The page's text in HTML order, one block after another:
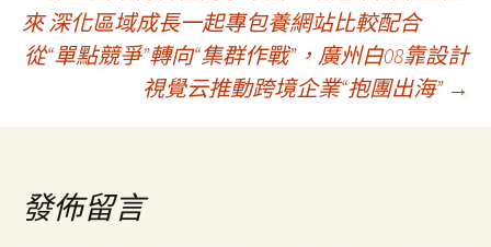
章
導
覽
來 深化區域成長一起專包養網站比較配合
從“單點競爭”轉向“集群作戰”，廣州白08靠設計
視覺云推動跨境企業“抱團出海” →
發佈留言